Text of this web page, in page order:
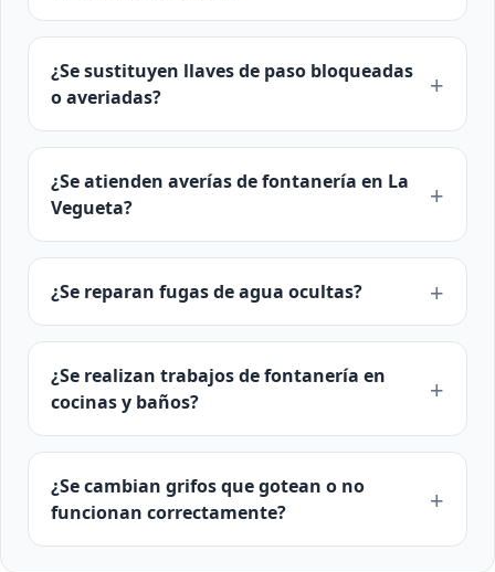
¿Se sustituyen llaves de paso bloqueadas
o averiadas?
¿Se atienden averías de fontanería en La
Vegueta?
¿Se reparan fugas de agua ocultas?
¿Se realizan trabajos de fontanería en
cocinas y baños?
¿Se cambian grifos que gotean o no
funcionan correctamente?